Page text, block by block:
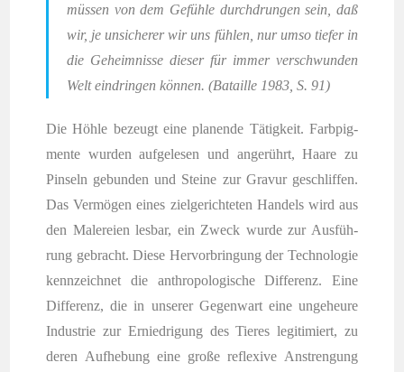
müs­sen von dem Gefüh­le durch­drun­gen sein, daß
wir, je unsi­che­rer wir uns füh­len, nur umso tie­fer in
die Geheim­nis­se die­ser für immer ver­schwun­den
Welt ein­drin­gen kön­nen. (Batail­le 1983, S. 91)
Die Höh­le bezeugt eine pla­nen­de Tätig­keit. Farb­pig­
men­te wur­den auf­ge­le­sen und ange­rührt, Haa­re zu
Pin­seln gebun­den und Stei­ne zur Gra­vur geschlif­fen.
Das Ver­mö­gen eines ziel­ge­rich­te­ten Han­dels wird aus
den Male­rei­en les­bar, ein Zweck wur­de zur Aus­füh­
rung gebracht. Die­se Her­vor­brin­gung der Tech­no­lo­gie
kenn­zeich­net die anthro­po­lo­gi­sche Dif­fe­renz. Eine
Dif­fe­renz, die in unse­rer Gegen­wart eine unge­heu­re
Indus­trie zur Ernied­ri­gung des Tie­res legi­ti­miert, zu
deren Auf­he­bung eine gro­ße refle­xi­ve Anstren­gung